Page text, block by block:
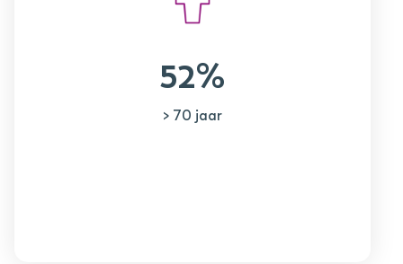
52%
> 70 jaar